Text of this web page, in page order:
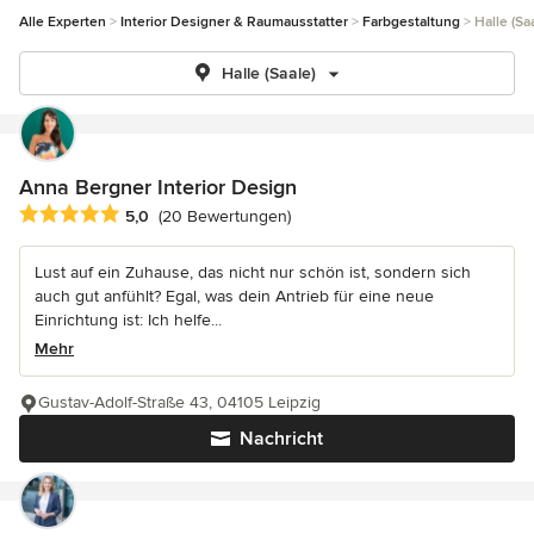
Alle Experten Interior Designer & Raumausstatter Farbgestaltung Halle
Halle (Saale)
Anna Bergner Interior Design
Durchschnittliche Bewertung: 5 von 5 Sternen
5,0 (20 Bewertungen)
Lust auf ein Zuhause, das nicht nur schön ist, sondern sich
auch gut anfühlt? Egal, was dein Antrieb für eine neue
Einrichtung ist: Ich helfe...
Mehr
Nachricht
Gustav-Adolf-Straße 43, 04105 Leipzig